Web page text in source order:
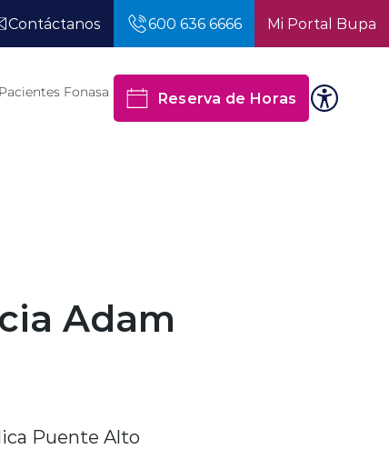
Contáctanos
600 636 6666 Mi Portal Bupa
Pacientes Fonasa Reserva de Horas
Adam
Puente Alto